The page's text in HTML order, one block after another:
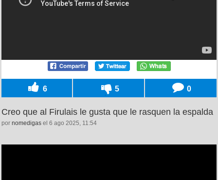
6 5 0
Creo que al Firulais le gusta que le rasquen la espalda
por nomedigas el 6 ago 2025, 11:54